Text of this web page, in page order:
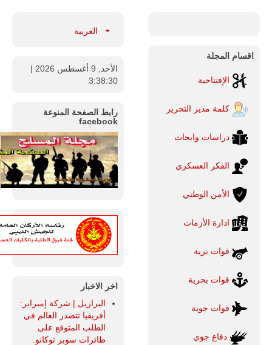
اقسام المجلة
الإفتتاحية
كلمة مدير التحرير
دراسات وابحاث
الفكر العسكري
الأمن الوطني
ادارة الأزمات
قوات برية
قوات بحرية
قوات جوية
دفاع جوي
العربية
الأحد, 9 أغسطس 2026
|
3:38:31
رابط الصفحة المنوعة
facebook
اخر الاخبار
البرازيل | شركة إمبراير:
أفريقيا تتصدر العالم في
الطلب المتوقع على
طائرات سوبر توكانو.